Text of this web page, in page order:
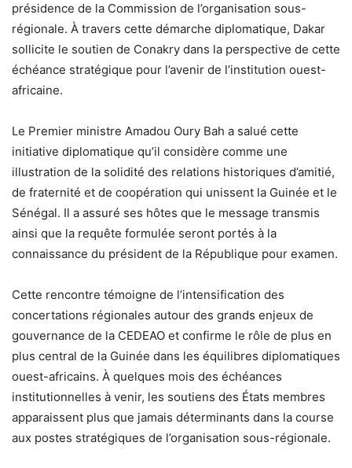
présidence de la Commission de l’organisation sous-
régionale. À travers cette démarche diplomatique, Dakar
sollicite le soutien de Conakry dans la perspective de cette
échéance stratégique pour l’avenir de l’institution ouest-
africaine.
Le Premier ministre Amadou Oury Bah a salué cette
initiative diplomatique qu’il considère comme une
illustration de la solidité des relations historiques d’amitié,
de fraternité et de coopération qui unissent la Guinée et le
Sénégal. Il a assuré ses hôtes que le message transmis
ainsi que la requête formulée seront portés à la
connaissance du président de la République pour examen.
Cette rencontre témoigne de l’intensification des
concertations régionales autour des grands enjeux de
gouvernance de la CEDEAO et confirme le rôle de plus en
plus central de la Guinée dans les équilibres diplomatiques
ouest-africains. À quelques mois des échéances
institutionnelles à venir, les soutiens des États membres
apparaissent plus que jamais déterminants dans la course
aux postes stratégiques de l’organisation sous-régionale.